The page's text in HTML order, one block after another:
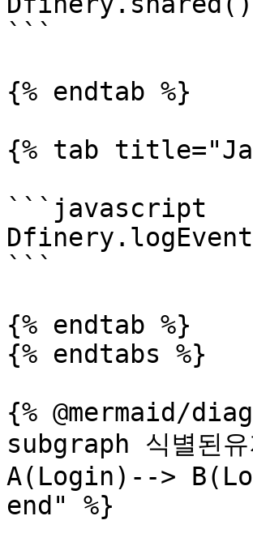
```
{% endtab %}
{% tab
```javascript
```
{% endtab %}
{% endtabs %}
{% @mermaid/
subgraph 식별된유
A(Login)-->
end" %}